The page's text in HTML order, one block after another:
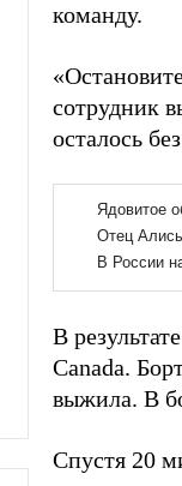
команду.
сотрудник
осталось
В
Canada.
выжила. В
Спустя 20